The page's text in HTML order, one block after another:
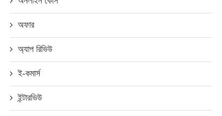
অফার
অ্যাপ রিভিউ
ই-কমার্স
ইন্টারভিউ